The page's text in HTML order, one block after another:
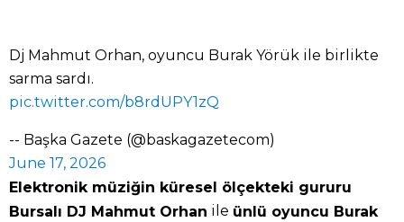
Dj Mahmut Orhan, oyuncu Burak Yörük ile birlikte
sarma sardı.
pic.twitter.com/b8rdUPY1zQ
-- Başka Gazete (@baskagazetecom)
June 17, 2026
Elektronik müziğin küresel ölçekteki gururu
Bursalı DJ Mahmut Orhan ile ünlü oyuncu Burak